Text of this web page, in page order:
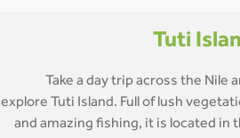
Tuti
Take a day trip across the Nile
explore Tuti Island. Full of lush
and amazing fishing, it is located in